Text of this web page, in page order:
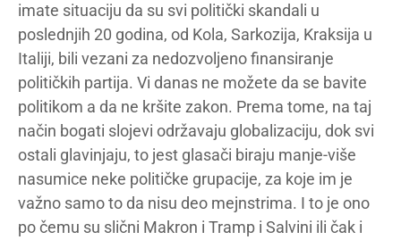
imate situaciju da su svi politički skandali u
poslednjih 20 godina, od Kola, Sarkozija, Kraksija u
Italiji, bili vezani za nedozvoljeno finansiranje
političkih partija. Vi danas ne možete da se bavite
politikom a da ne kršite zakon. Prema tome, na taj
način bogati slojevi održavaju globalizaciju, dok svi
ostali glavinjaju, to jest glasači biraju manje-više
nasumice neke političke grupacije, za koje im je
važno samo to da nisu deo mejnstrima. I to je ono
po čemu su slični Makron i Tramp i Salvini ili čak i